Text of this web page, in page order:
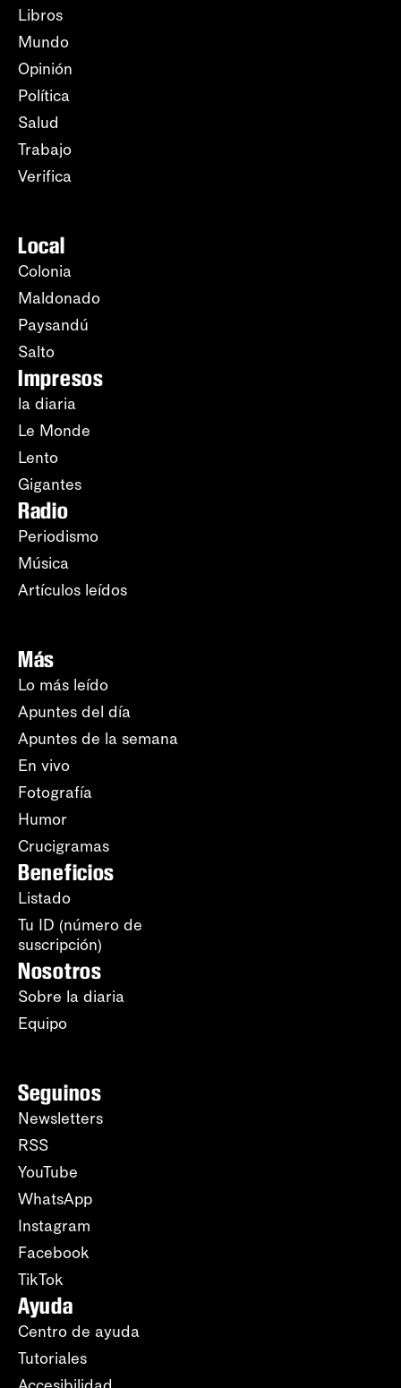
Libros
Mundo
Opinión
Política
Salud
Trabajo
Verifica
Local
Colonia
Maldonado
Paysandú
Salto
Impresos
la diaria
Le Monde
Lento
Gigantes
Radio
Periodismo
Música
Artículos leídos
Más
Lo más leído
Apuntes del día
Apuntes de la semana
En vivo
Fotografía
Humor
Crucigramas
Beneficios
Listado
Tu ID (número de
suscripción)
Nosotros
Sobre la diaria
Equipo
Seguinos
Newsletters
RSS
YouTube
WhatsApp
Instagram
Facebook
TikTok
Ayuda
Centro de ayuda
Tutoriales